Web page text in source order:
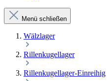
Menü schließen
Wälzlager
Rillenkugellager
Rillenkugellager-Einreihig